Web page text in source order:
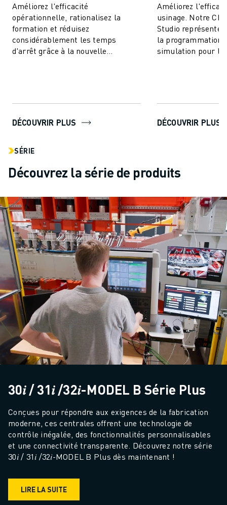
Améliorez l'efficacité
opérationnelle, rationalisez la
formation et réduisez
considérablement les temps
d'arrêt grâce à la nouvelle
DÉCOUVRIR PLUS
Améliorez
usinage. Notre
Studio représente
la programmation
simulation pour
DÉCOUVRIR PLUS
SÉRIE
Découvrez la série de produits
30𝑖 / 31𝑖 /32𝑖-MODEL B Série Plus
Conçues pour répondre aux exigences de la fabrication
moderne, ces centrales offrent une technologie de
contrôle inégalée, des fonctionnalités personnalisables
et une connectivité transparente. Découvrez notre série
30𝑖 / 31𝑖 /32𝑖-MODEL B Plus dès maintenant !
LIRE LA SUITE